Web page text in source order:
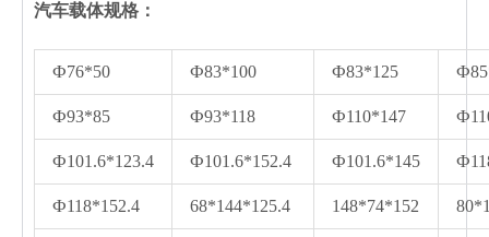
汽车载体规格：
Ф76*50 Ф83*100 Ф83*125
Ф93*85 Ф93*118 Ф110*147
Ф101.6*123.4 Ф101.6*152.4 Ф101.6*145
Ф118*152.4 68*144*125.4 148*74*152